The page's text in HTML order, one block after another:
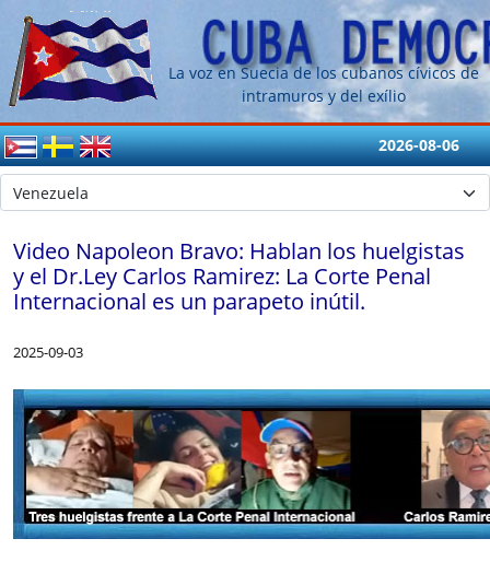
La voz en Suecia de los cubanos cívicos de
intramuros y del exílio
2026-08-06
Video Napoleon Bravo: Hablan los huelgistas
y el Dr.Ley Carlos Ramirez: La Corte Penal
Internacional es un parapeto inútil.
2025-09-03